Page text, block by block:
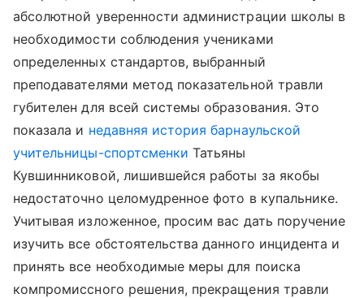
абсолютной уверенности администрации школы в
необходимости соблюдения учениками
определенных стандартов, выбранный
преподавателями метод показательной травли
губителен для всей системы образования. Это
показала и недавняя история барнаульской
учительницы-спортсменки Татьяны
Кувшинниковой, лишившейся работы за якобы
недостаточно целомудренное фото в купальнике.
Учитывая изложенное, просим вас дать поручение
изучить все обстоятельства данного инцидента и
принять все необходимые меры для поиска
компромиссного решения, прекращения травли